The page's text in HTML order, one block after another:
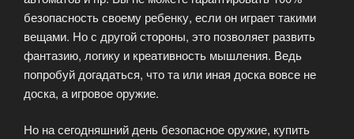
безопасность своему ребенку, если он играет такими
вещами. Но с другой стороны, это позволяет развить
фантазию, логику и креативность мышления. Ведь
попробуй догадаться, что та или иная доска вовсе не
доска, а игровое оружие.
Но на сегодняшний день безопасное оружие, купить